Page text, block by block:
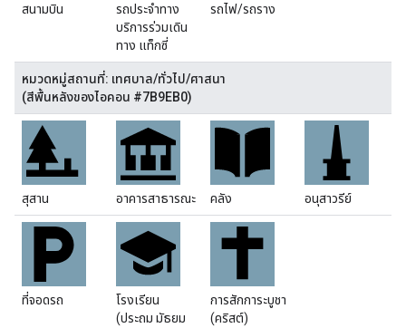
สนามบิน
รถประจำทาง
บริการร่วมเดิน
ทาง แท็กซี่
รถไฟ/รถราง
หมวดหมู่สถานที่: เทศบาล/ทั่วไป/ศาสนา
(สีพื้นหลังของไอคอน #7B9EB0)
สุสาน อาคารสาธารณะ คลัง อนุสาวรีย์
ที่จอดรถ
โรงเรียน
(ประถม มัธยม
การสักการะบูชา
(คริสต์)